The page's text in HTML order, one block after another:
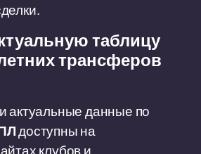
таблицу
трансферов
актуальные данные по
доступны на